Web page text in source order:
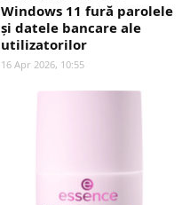
Windows 11 fură parolele
și datele bancare ale
utilizatorilor
16 Apr 2026, 10:55